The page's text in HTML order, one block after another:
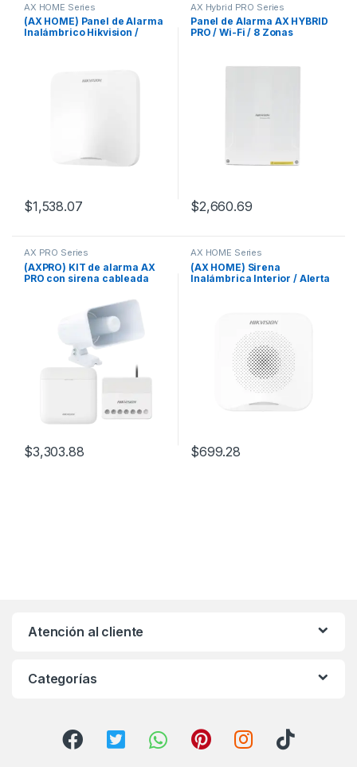
AX HOME Series
(AX HOME) Panel de Alarma
Inalámbrico Hikvision /
Connect6, Hik-Partner PRO
$1,538.07
AX Hybrid PRO Series
Panel de Alarma AX HYBRID
PRO / Wi-Fi / 8 Zonas
Inalámbricas o Cableadas
$2,660.69
AX PRO Series
(AXPRO) KIT de alarma AX
PRO con sirena cableada
Batería de respaldo / 1
Sirena Cableada de 30 Watts
IP65 / 1 Relevador
Inalámbrico 0 a 36 VCC /
Compatible con Hik-Connect
$3,303.88
AX HOME Series
(AX HOME) Sirena
Inalámbrica Interior / Alerta
$699.28
Atención al cliente
Categorías